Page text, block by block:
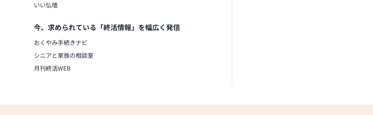
いい仏壇
今、求められている「終活情報」を幅広く発信
おくやみ手続きナビ
シニアと家族の相談室
月刊終活WEB